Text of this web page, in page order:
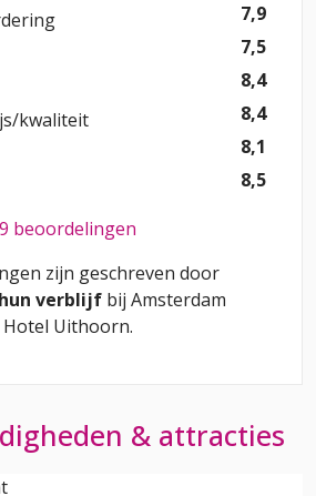
7,9
7,5
8,4
kwaliteit
8,4
8,1
8,5
9 beoordelingen
zijn geschreven door
verblijf bij Amsterdam
Hotel Uithoorn.
& attracties